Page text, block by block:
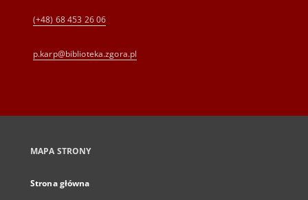
(+48) 68 453 26 06
p.karp@biblioteka.zgora.pl
MAPA STRONY
Strona główna